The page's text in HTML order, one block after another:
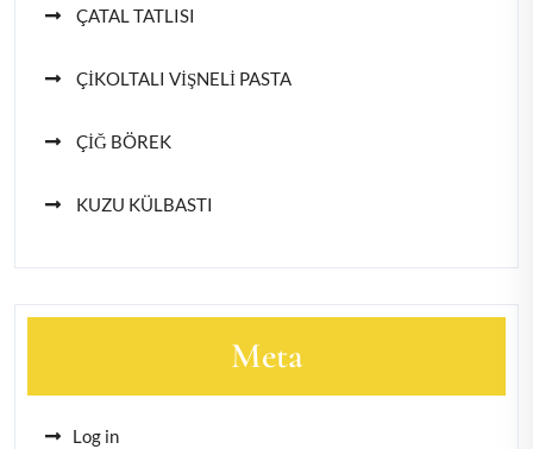
ÇATAL TATLISI
ÇİKOLTALI VİŞNELİ PASTA
ÇİĞ BÖREK
KUZU KÜLBASTI
Meta
Log in